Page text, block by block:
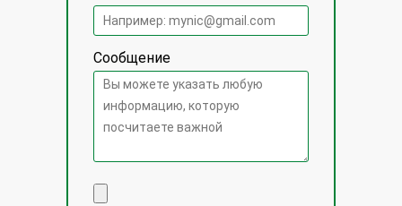
Сообщение